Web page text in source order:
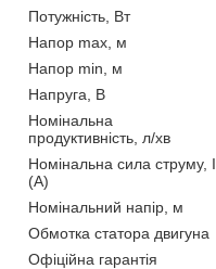
Потужність, Вт
Напор max, м
Напор min, м
Напруга, В
Номінальна
продуктивність, л/хв
Номінальна сила струму, I
(А)
Номінальний напір, м
Обмотка статора двигуна
Офіційна гарантія